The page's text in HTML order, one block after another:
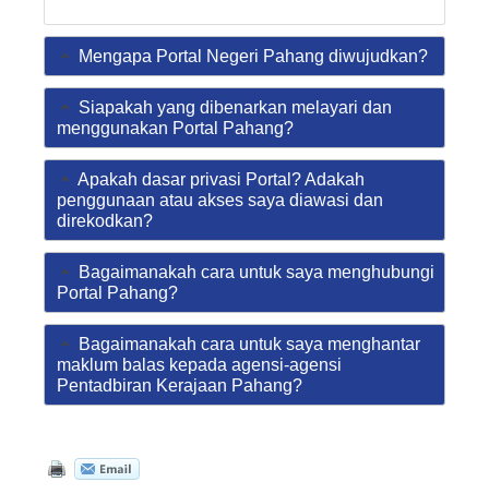
Mengapa Portal Negeri Pahang diwujudkan?
Siapakah yang dibenarkan melayari dan
menggunakan Portal Pahang?
Apakah dasar privasi Portal? Adakah
penggunaan atau akses saya diawasi dan
direkodkan?
Bagaimanakah cara untuk saya menghubungi
Portal Pahang?
Bagaimanakah cara untuk saya menghantar
maklum balas kepada agensi-agensi
Pentadbiran Kerajaan Pahang?